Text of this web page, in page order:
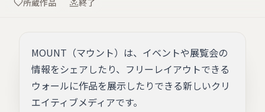
所蔵作品
終了
MOUNT（マウント）は、イベントや展覧会の
情報をシェアしたり、フリーレイアウトできる
ウォールに作品を展示したりできる新しいクリ
エイティブメディアです。